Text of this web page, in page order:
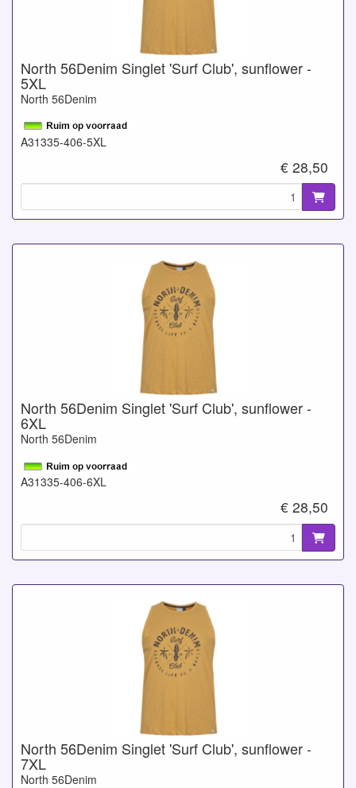
North 56Denim Singlet 'Surf Club', sunflower -
5XL
North 56Denim
A31335-406-5XL
€ 28,50
North 56Denim Singlet 'Surf Club', sunflower -
6XL
North 56Denim
A31335-406-6XL
€ 28,50
North 56Denim Singlet 'Surf Club', sunflower -
7XL
North 56Denim